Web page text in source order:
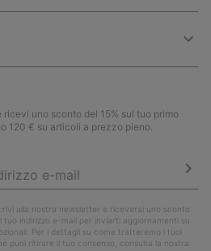
uno sconto del 15% sul tuo primo
120 € su articoli a prezzo pieno.
alla nostra newsletter e riceverai uno sconto
tuo indirizzo e-mail per inviarti aggiornamenti su
Per i dettagli su come tratteremo i tuoi
puoi ritirare il tuo consenso, consulta la nostra